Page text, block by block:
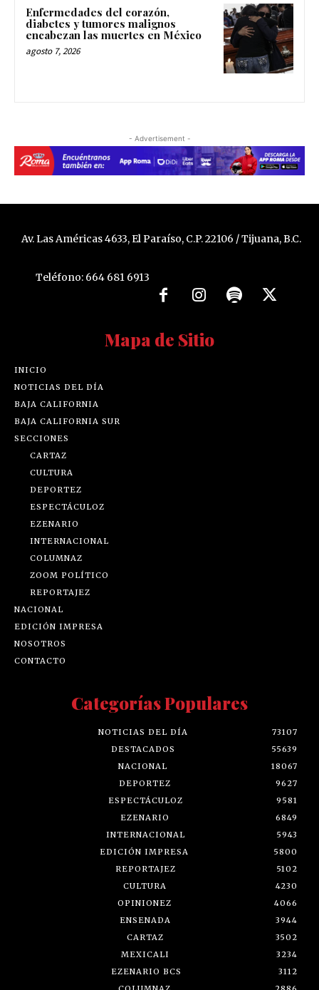
Enfermedades del corazón,
diabetes y tumores malignos
encabezan las muertes en México
agosto 7, 2026
- Advertisement -
Av. Las Américas 4633, El Paraíso, C.P. 22106 / Tijuana, B.C.
Teléfono: 664 681 6913
Mapa de Sitio
INICIO
NOTICIAS DEL DÍA
BAJA CALIFORNIA
BAJA CALIFORNIA SUR
SECCIONES
CARTAZ
CULTURA
DEPORTEZ
ESPECTÁCULOZ
EZENARIO
INTERNACIONAL
COLUMNAZ
ZOOM POLÍTICO
REPORTAJEZ
NACIONAL
EDICIÓN IMPRESA
NOSOTROS
CONTACTO
Categorías Populares
NOTICIAS DEL DÍA
73107
DESTACADOS
55639
NACIONAL
18067
DEPORTEZ
9627
ESPECTÁCULOZ
9581
EZENARIO
6849
INTERNACIONAL
5943
EDICIÓN IMPRESA
5800
REPORTAJEZ
5102
CULTURA
4230
OPINIONEZ
4066
ENSENADA
3944
CARTAZ
3502
MEXICALI
3234
EZENARIO BCS
3112